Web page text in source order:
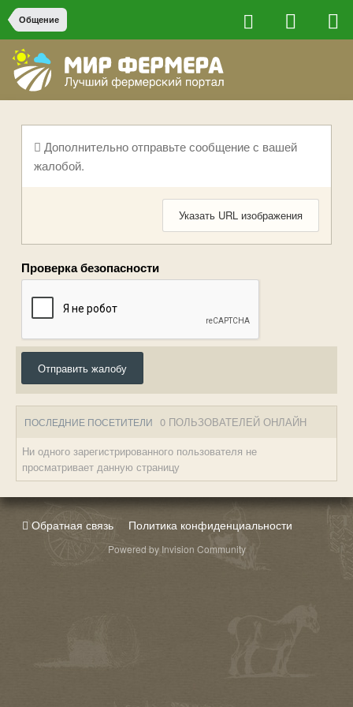
Общение
Дополнительно отправьте сообщение с вашей
жалобой.
Указать URL изображения
Проверка безопасности
Отправить жалобу
ПОСЛЕДНИЕ ПОСЕТИТЕЛИ 0 ПОЛЬЗОВАТЕЛЕЙ ОНЛАЙН
Ни одного зарегистрированного пользователя не
просматривает данную страницу
Обратная связь Политика конфиденциальности
Powered by Invision Community